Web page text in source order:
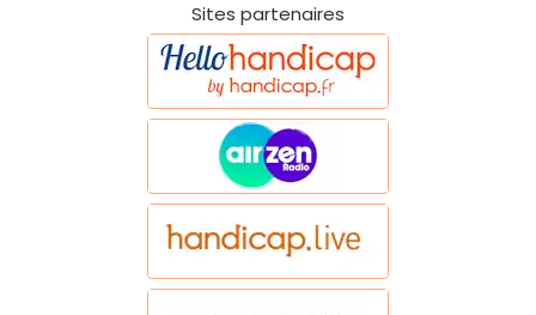
Sites partenaires